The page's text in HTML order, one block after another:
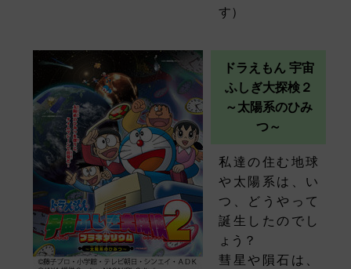
す）
ドラえもん 宇宙
ふしぎ大探検２
～太陽系のひみ
つ～
私達の住む地球
や太陽系は、い
つ、どうやって
誕生したのでし
ょう？
彗星や隕石は、